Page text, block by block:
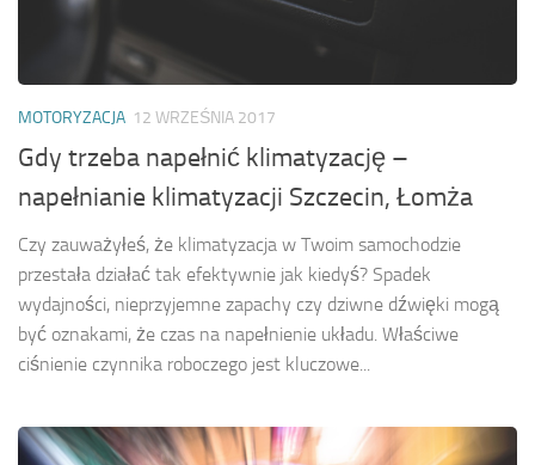
MOTORYZACJA 12 WRZEŚNIA 2017
Gdy trzeba napełnić klimatyzację –
napełnianie klimatyzacji Szczecin, Łomża
Czy zauważyłeś, że klimatyzacja w Twoim samochodzie
przestała działać tak efektywnie jak kiedyś? Spadek
wydajności, nieprzyjemne zapachy czy dziwne dźwięki mogą
być oznakami, że czas na napełnienie układu. Właściwe
ciśnienie czynnika roboczego jest kluczowe...